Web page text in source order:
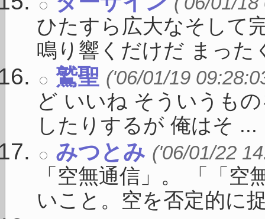
ひたすら広大なそして
鳴り響くだけだ まった
鷲聖 ('06/01/19
ど いいね そういうも
したりするが 俺はそ ...
みつとみ ('06/01/22
「空無通信」。 「「
いこと。空を否定的に